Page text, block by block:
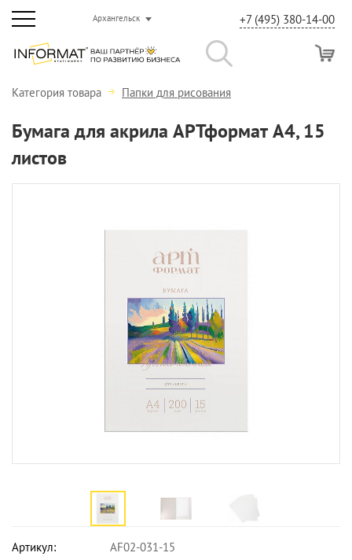
Архангельск +7 (495) 380-14-00
Категория товара Папки для рисования
Бумага для акрила АРТформат А4, 15
листов
Артикул:
AF02-031-15